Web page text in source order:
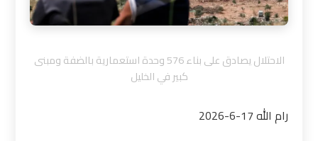
الاحتلال يصادق على بناء 576 وحدة استعمارية بالضفة ومبنى
كبير في الخليل
رام الله 17-6-2026